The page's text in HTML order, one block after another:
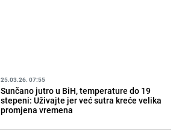
25.03.26. 07:55
Sunčano jutro u BiH, temperature do 19
stepeni: Uživajte jer već sutra kreće velika
promjena vremena